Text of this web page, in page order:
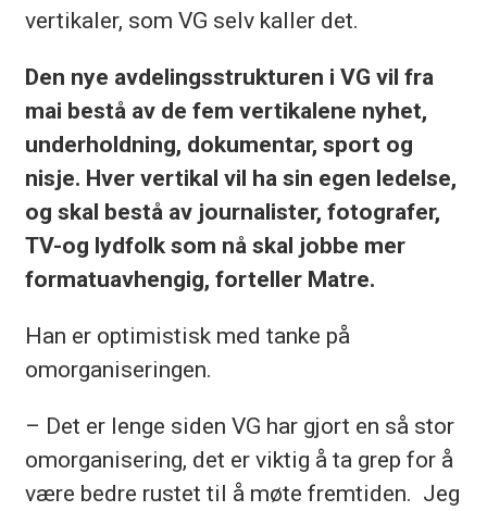
vertikaler, som VG selv kaller det.
Den nye avdelingsstrukturen i VG vil fra
mai bestå av de fem vertikalene nyhet,
underholdning, dokumentar, sport og
nisje. Hver vertikal vil ha sin egen ledelse,
og skal bestå av journalister, fotografer,
TV-og lydfolk som nå skal jobbe mer
formatuavhengig, forteller Matre.
Han er optimistisk med tanke på
omorganiseringen.
– Det er lenge siden VG har gjort en så stor
omorganisering, det er viktig å ta grep for å
være bedre rustet til å møte fremtiden. Jeg